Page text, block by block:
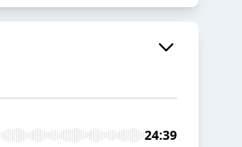
24:39